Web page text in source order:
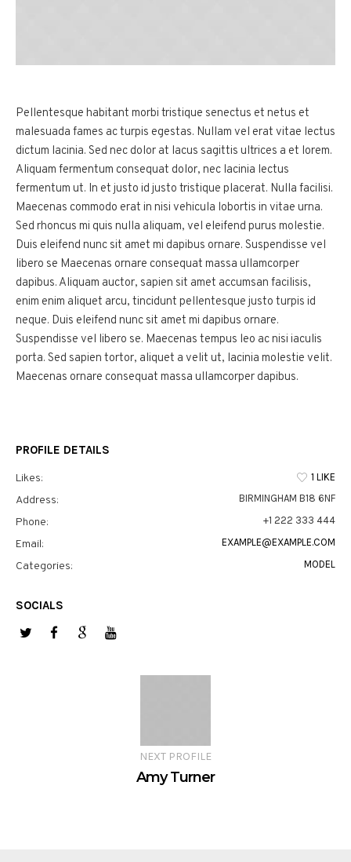
Pellentesque habitant morbi tristique senectus et netus et
malesuada fames ac turpis egestas. Nullam vel erat vitae lectus
dictum lacinia. Sed nec dolor at lacus sagittis ultrices a et lorem.
Aliquam fermentum consequat dolor, nec lacinia lectus
fermentum ut. In et justo id justo tristique placerat. Nulla facilisi.
Maecenas commodo erat in nisi vehicula lobortis in vitae urna.
Sed rhoncus mi quis nulla aliquam, vel eleifend purus molestie.
Duis eleifend nunc sit amet mi dapibus ornare. Suspendisse vel
libero se Maecenas ornare consequat massa ullamcorper
dapibus. Aliquam auctor, sapien sit amet accumsan facilisis,
enim enim aliquet arcu, tincidunt pellentesque justo turpis id
neque. Duis eleifend nunc sit amet mi dapibus ornare.
Suspendisse vel libero se. Maecenas tempus leo ac nisi iaculis
porta. Sed sapien tortor, aliquet a velit ut, lacinia molestie velit.
Maecenas ornare consequat massa ullamcorper dapibus.
PROFILE DETAILS
Likes: 1 LIKE
Address: BIRMINGHAM B18 6NF
Phone: +1 222 333 444
Email: EXAMPLE@EXAMPLE.COM
Categories: MODEL
SOCIALS
NEXT PROFILE
Amy Turner